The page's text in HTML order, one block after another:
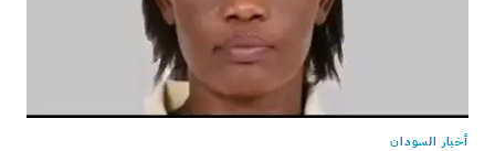
أخبار السودان